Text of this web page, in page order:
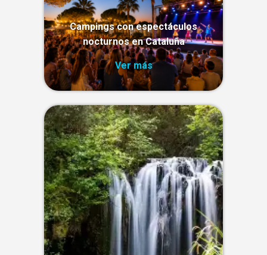
Campings con espectáculos
nocturnos en Cataluña
Ver más